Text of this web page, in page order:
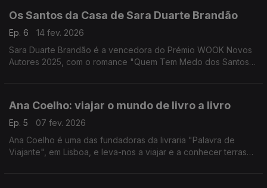
Os Santos da Casa de Sara Duarte Brandão
Ep. 6
14 fev. 2026
Sara Duarte Brandão é a vencedora do Prémio WOOK Novos
Autores 2025, com o romance "Quem Tem Medo dos Santos
Ana Coelho: viajar o mundo de livro a livro
Ep. 5
07 fev. 2026
Ana Coelho é uma das fundadoras da livraria "Palavra de
Viajante", em Lisboa, e leva-nos a viajar e a conhecer terras